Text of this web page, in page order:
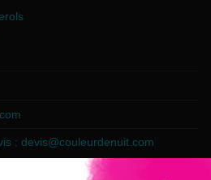
: devis@couleurdenuit.com